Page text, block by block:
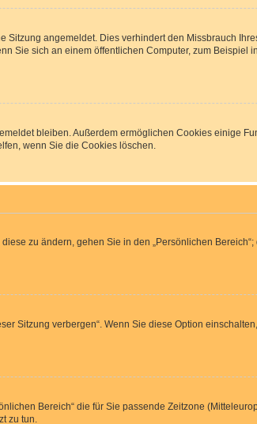
angemeldet. Dies verhindert den Missbrauch
Sie sich an einem öffentlichen Computer, zum Beispiel
bleiben. Außerdem ermöglichen Cookies einige
wenn Sie die Cookies löschen.
zu ändern, gehen Sie in den „Persönlichen
Sitzung verbergen“. Wenn Sie diese Option
Bereich“ die für Sie passende Zeitzone
zu tun.